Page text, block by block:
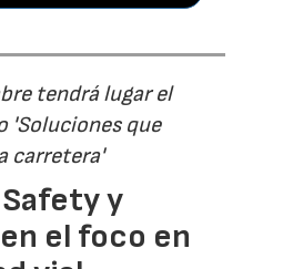
tendrá lugar el
'Soluciones que
carretera'
Safety y
el foco en